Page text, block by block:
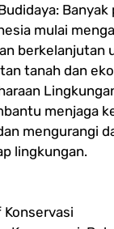
mulai
berkelanjutan
tanah dan
menjaga
mengurangi
lingkungan.